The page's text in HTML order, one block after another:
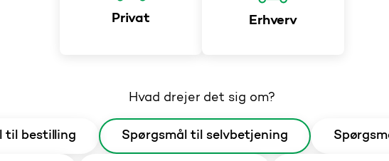
Privat Erhverv
Hvad drejer det sig om?
til bestilling Spørgsmål til selvbetjening